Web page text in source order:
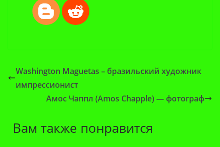
Washington Maguetas – бразильский художник
импрессионист
Амос Чаппл (Amos Chapple) — фотограф
Вам также понравится